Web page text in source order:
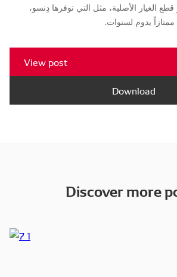
قطع الغيار الأصلية، مثل التي توفرها دِنسو،
يدوم لسنوات.
View post
Download
Discover more